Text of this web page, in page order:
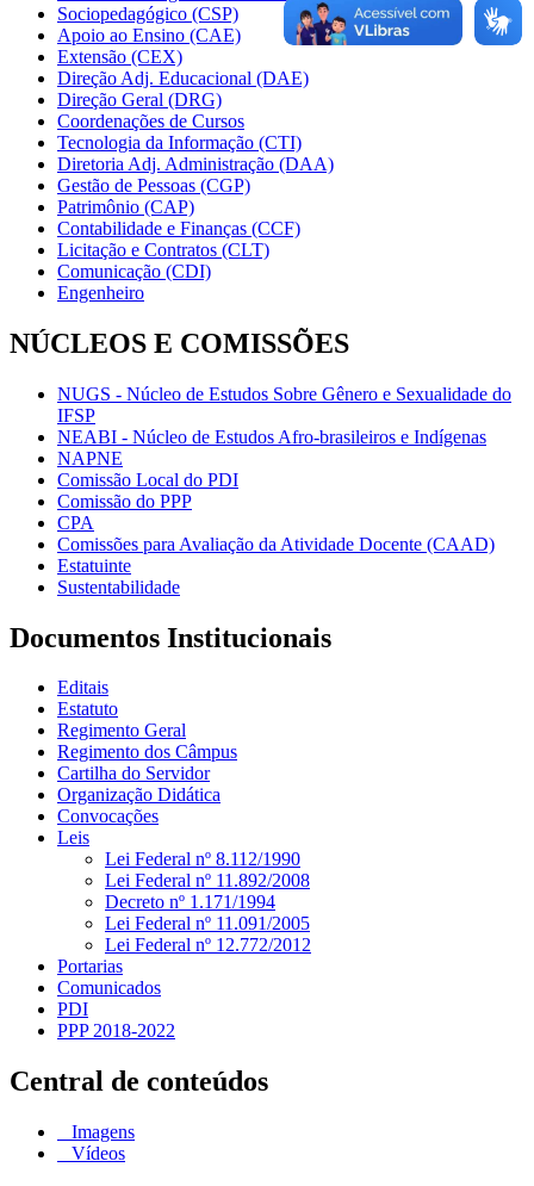
Sociopedagógico (CSP)
Apoio ao Ensino (CAE)
Extensão (CEX)
Direção Adj. Educacional (DAE)
Direção Geral (DRG)
Coordenações de Cursos
Tecnologia da Informação (CTI)
Diretoria Adj. Administração (DAA)
Gestão de Pessoas (CGP)
Patrimônio (CAP)
Contabilidade e Finanças (CCF)
Licitação e Contratos (CLT)
Comunicação (CDI)
Engenheiro
NÚCLEOS E COMISSÕES
NUGS - Núcleo de Estudos Sobre Gênero e Sexualidade do
IFSP
NEABI - Núcleo de Estudos Afro-brasileiros e Indígenas
NAPNE
Comissão Local do PDI
Comissão do PPP
CPA
Comissões para Avaliação da Atividade Docente (CAAD)
Estatuinte
Sustentabilidade
Documentos Institucionais
Editais
Estatuto
Regimento Geral
Regimento dos Câmpus
Cartilha do Servidor
Organização Didática
Convocações
Leis
Lei Federal nº 8.112/1990
Lei Federal nº 11.892/2008
Decreto nº 1.171/1994
Lei Federal nº 11.091/2005
Lei Federal nº 12.772/2012
Portarias
Comunicados
PDI
PPP 2018-2022
Central de conteúdos
Imagens
Vídeos